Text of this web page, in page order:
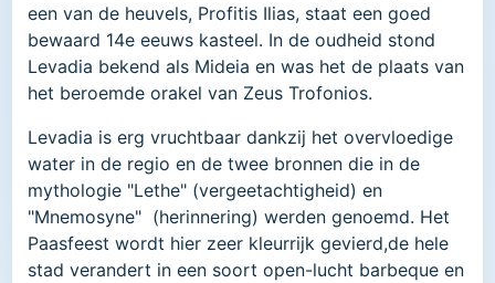
een van de heuvels, Profitis Ilias, staat een goed
bewaard 14e eeuws kasteel. In de oudheid stond
Levadia bekend als Mideia en was het de plaats van
het beroemde orakel van Zeus Trofonios.
Levadia is erg vruchtbaar dankzij het overvloedige
water in de regio en de twee bronnen die in de
mythologie "Lethe" (vergeetachtigheid) en
"Mnemosyne" (herinnering) werden genoemd. Het
Paasfeest wordt hier zeer kleurrijk gevierd,de hele
stad verandert in een soort open-lucht barbeque en